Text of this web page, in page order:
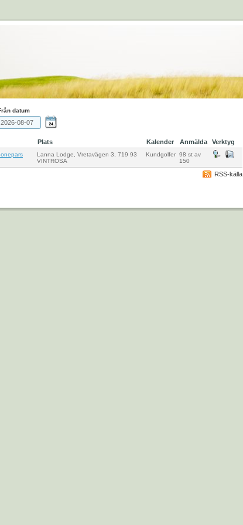
datum
Plats Kalender Anmälda Verktyg
Lanna Lodge, Vretavägen 3, 719 93
VINTROSA
Kundgolfer 98 st av
150
RSS-källa